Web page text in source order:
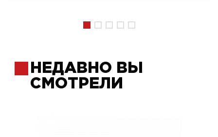
НЕДАВНО ВЫ
СМОТРЕЛИ